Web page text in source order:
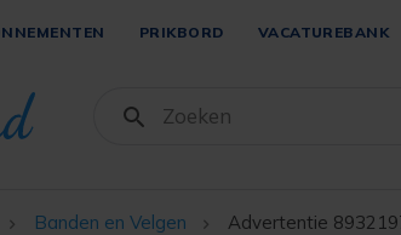
PRIKBORD VACATUREBANK
Banden en Velgen Advertentie